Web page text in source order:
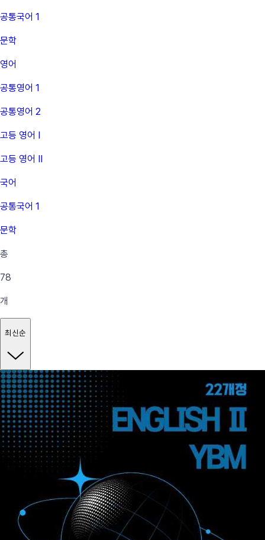
공통국어 1
문학
영어
공통영어 1
공통영어 2
고등 영어 Ⅰ
고등 영어 Ⅱ
국어
공통국어 1
문학
총
78
개
최신순